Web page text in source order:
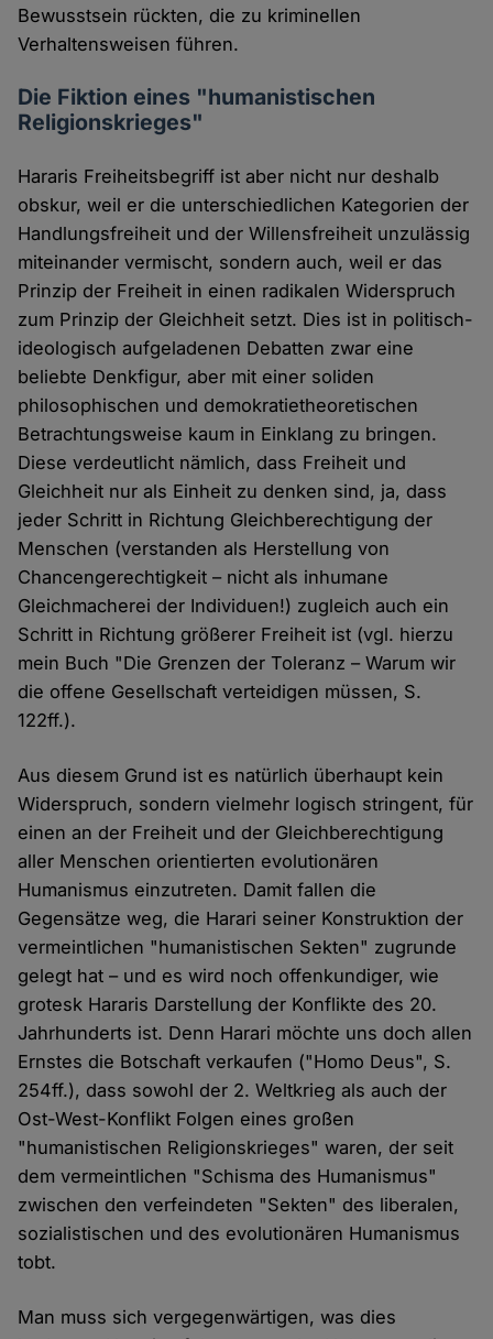
Bewusstsein rückten, die zu kriminellen
Verhaltensweisen führen.
Die Fiktion eines "humanistischen
Religionskrieges"
Hararis Freiheitsbegriff ist aber nicht nur deshalb
obskur, weil er die unterschiedlichen Kategorien der
Handlungsfreiheit und der Willensfreiheit unzulässig
miteinander vermischt, sondern auch, weil er das
Prinzip der Freiheit in einen radikalen Widerspruch
zum Prinzip der Gleichheit setzt. Dies ist in politisch-
ideologisch aufgeladenen Debatten zwar eine
beliebte Denkfigur, aber mit einer soliden
philosophischen und demokratietheoretischen
Betrachtungsweise kaum in Einklang zu bringen.
Diese verdeutlicht nämlich, dass Freiheit und
Gleichheit nur als Einheit zu denken sind, ja, dass
jeder Schritt in Richtung Gleichberechtigung der
Menschen (verstanden als Herstellung von
Chancengerechtigkeit – nicht als inhumane
Gleichmacherei der Individuen!) zugleich auch ein
Schritt in Richtung größerer Freiheit ist (vgl. hierzu
mein Buch "Die Grenzen der Toleranz – Warum wir
die offene Gesellschaft verteidigen müssen, S.
122ff.).
Aus diesem Grund ist es natürlich überhaupt kein
Widerspruch, sondern vielmehr logisch stringent, für
einen an der Freiheit und der Gleichberechtigung
aller Menschen orientierten evolutionären
Humanismus einzutreten. Damit fallen die
Gegensätze weg, die Harari seiner Konstruktion der
vermeintlichen "humanistischen Sekten" zugrunde
gelegt hat – und es wird noch offenkundiger, wie
grotesk Hararis Darstellung der Konflikte des 20.
Jahrhunderts ist. Denn Harari möchte uns doch allen
Ernstes die Botschaft verkaufen ("Homo Deus", S.
254ff.), dass sowohl der 2. Weltkrieg als auch der
Ost-West-Konflikt Folgen eines großen
"humanistischen Religionskrieges" waren, der seit
dem vermeintlichen "Schisma des Humanismus"
zwischen den verfeindeten "Sekten" des liberalen,
sozialistischen und des evolutionären Humanismus
tobt.
Man muss sich vergegenwärtigen, was dies